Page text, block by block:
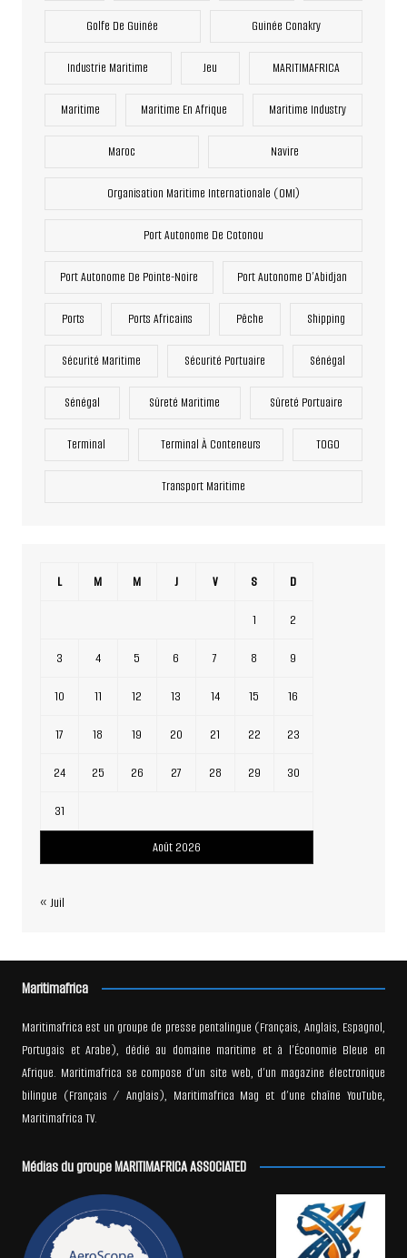
Golfe De Guinée Guinée Conakry
Industrie Maritime Jeu MARITIMAFRICA
Maritime Maritime En Afrique Maritime Industry
Maroc Navire
Organisation Maritime Internationale (OMI)
Port Autonome De Cotonou
Port Autonome De Pointe-Noire Port Autonome D’Abidjan
Ports Ports Africains Pêche Shipping
Sécurité Maritime Sécurité Portuaire Sénégal
Sénégal Sûreté Maritime Sûreté Portuaire
Terminal Terminal À Conteneurs TOGO
Transport Maritime
Août 2026
L M M J V S D
1 2
3 4 5 6 7 8 9
10 11 12 13 14 15 16
17 18 19 20 21 22 23
24 25 26 27 28 29 30
31
« Juil
Maritimafrica
Maritimafrica est un groupe de presse pentalingue (Français, Anglais, Espagnol,
Portugais et Arabe), dédié au domaine maritime et à l’Économie Bleue en
Afrique. Maritimafrica se compose d’un site web, d’un magazine électronique
bilingue (Français / Anglais), Maritimafrica Mag et d’une chaîne YouTube,
Maritimafrica TV.
Médias du groupe MARITIMAFRICA ASSOCIATED